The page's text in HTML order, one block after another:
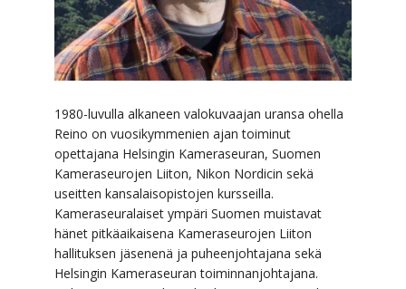
1980-luvulla alkaneen valokuvaajan uransa ohella
Reino on vuosikymmenien ajan toiminut
opettajana Helsingin Kameraseuran, Suomen
Kameraseurojen Liiton, Nikon Nordicin sekä
useitten kansalaisopistojen kursseilla.
Kameraseuralaiset ympäri Suomen muistavat
hänet pitkäaikaisena Kameraseurojen Liiton
hallituksen jäsenenä ja puheenjohtajana sekä
Helsingin Kameraseuran toiminnanjohtajana.